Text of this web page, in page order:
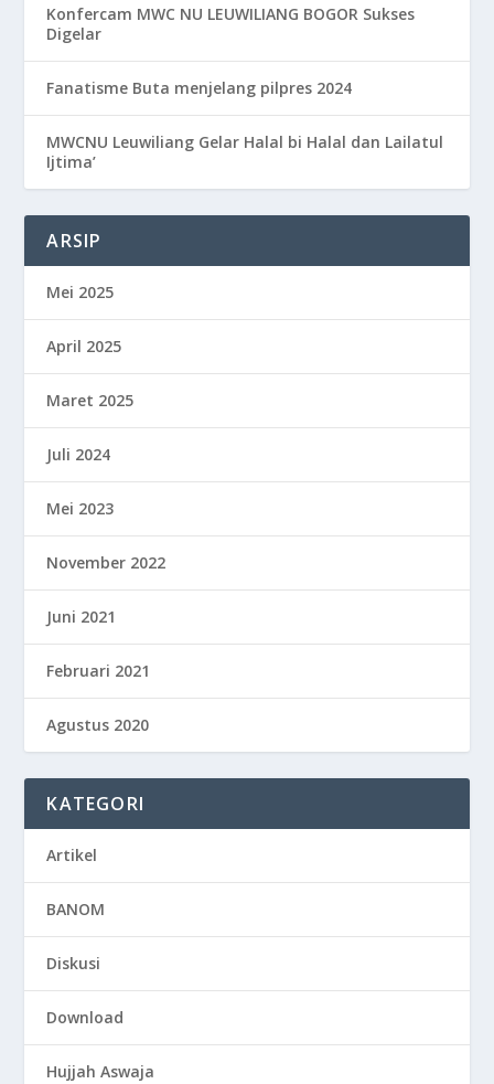
Konfercam MWC NU LEUWILIANG BOGOR Sukses
Digelar
Fanatisme Buta menjelang pilpres 2024
MWCNU Leuwiliang Gelar Halal bi Halal dan Lailatul
Ijtima’
ARSIP
Mei 2025
April 2025
Maret 2025
Juli 2024
Mei 2023
November 2022
Juni 2021
Februari 2021
Agustus 2020
KATEGORI
Artikel
BANOM
Diskusi
Download
Hujjah Aswaja